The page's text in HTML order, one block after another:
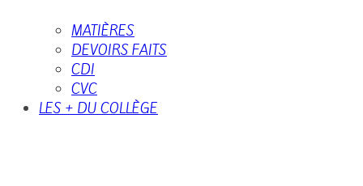
MATIÈRES
DEVOIRS FAITS
CDI
CVC
LES + DU COLLÈGE